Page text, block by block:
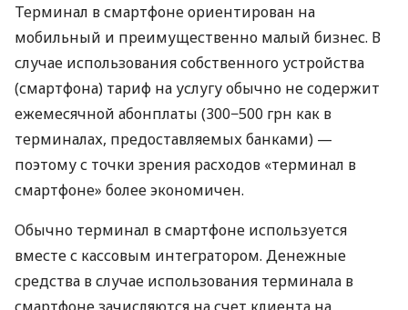
Терминал в смартфоне ориентирован на
мобильный и преимущественно малый бизнес. В
случае использования собственного устройства
(смартфона) тариф на услугу обычно не содержит
ежемесячной абонплаты (300−500 грн как в
терминалах, предоставляемых банками) —
поэтому с точки зрения расходов «терминал в
смартфоне» более экономичен.
Обычно терминал в смартфоне используется
вместе с кассовым интегратором. Денежные
средства в случае использования терминала в